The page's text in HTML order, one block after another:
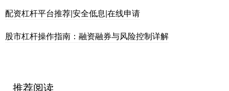
配资杠杆平台推荐|安全低息|在线申请
股市杠杆操作指南：融资融券与风险控制详解
推荐阅读